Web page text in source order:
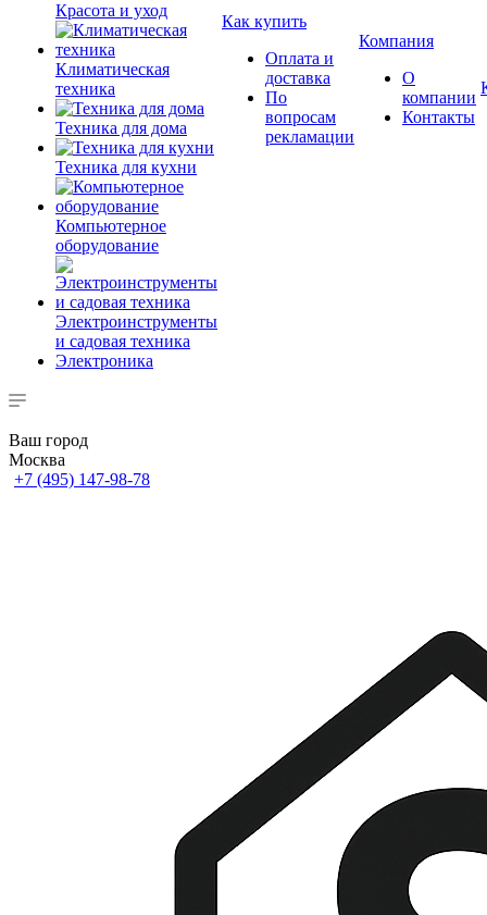
Красота и уход
Климатическая
техника
Техника для дома
Техника для кухни
Компьютерное
оборудование
Электроинструменты
и садовая техника
Электроника
Как купить
Оплата и
доставка
По
вопросам
рекламации
Компания
О
компании
Контакты
Ваш город
Москва
+7 (495) 147-98-78